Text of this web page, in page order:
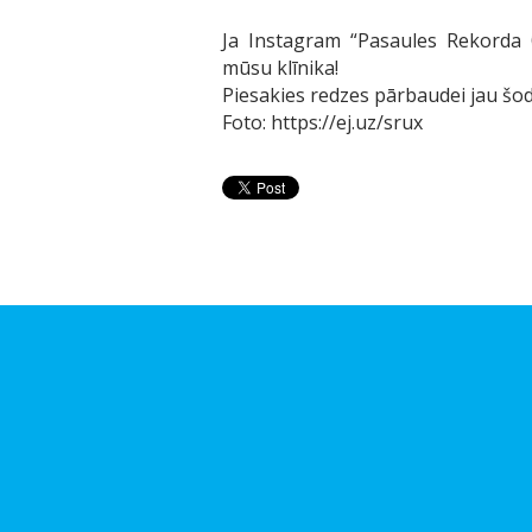
Ja Instagram “Pasaules
mūsu klīnika!
Piesakies redzes pārbaudei jau
Foto: https://ej.uz/srux